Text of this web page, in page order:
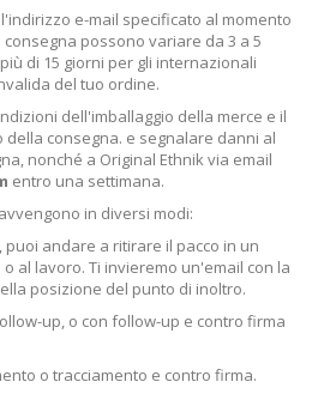
e-mail specificato al momento
possono variare da 3 a 5
di 15 giorni per gli internazionali
del tuo ordine.
dell'imballaggio della merce e il
consegna. e segnalare danni al
nonché a Original Ethnik via email
entro una settimana.
in diversi modi:
puoi andare a ritirare il pacco in un
al lavoro. Ti invieremo un'email con la
posizione del punto di inoltro.
up, o con follow-up e contro firma
o tracciamento e contro firma.